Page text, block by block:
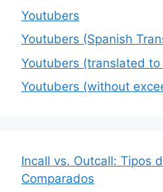
Youtubers
Youtubers (Spanish
Youtubers (translated to
Youtubers (without
Incall vs. Outcall: Tipos
Comparados